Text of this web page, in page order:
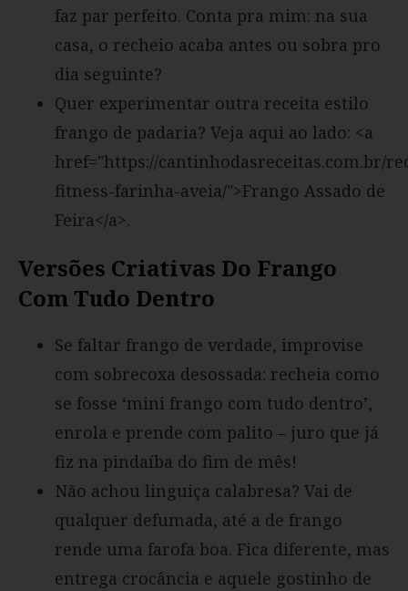
faz par perfeito. Conta pra mim: na sua
casa, o recheio acaba antes ou sobra pro
dia seguinte?
Quer experimentar outra receita estilo
frango de padaria? Veja aqui ao lado: <a
href="https://cantinhodasreceitas.com.br/
fitness-farinha-aveia/">Frango Assado de
Feira</a>.
Versões Criativas Do Frango
Com Tudo Dentro
Se faltar frango de verdade, improvise
com sobrecoxa desossada: recheia como
se fosse ‘mini frango com tudo dentro’,
enrola e prende com palito – juro que já
fiz na pindaíba do fim de mês!
Não achou linguiça calabresa? Vai de
qualquer defumada, até a de frango
rende uma farofa boa. Fica diferente, mas
entrega crocância e aquele gostinho de